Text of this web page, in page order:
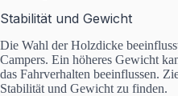
Stabilität und Gewicht
Die Wahl der Holzdicke
Campers. Ein höheres Gewicht
das Fahrverhalten beeinflussen.
Stabilität und Gewicht zu finden.